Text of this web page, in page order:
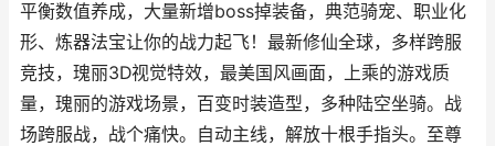
平衡数值养成，大量新增boss掉装备，典范骑宠、职业化
形、炼器法宝让你的战力起飞！最新修仙全球，多样跨服
竞技，瑰丽3D视觉特效，最美国风画面，上乘的游戏质
量，瑰丽的游戏场景，百变时装造型，多种陆空坐骑。战
场跨服战，战个痛快。自动主线，解放十根手指头。至尊